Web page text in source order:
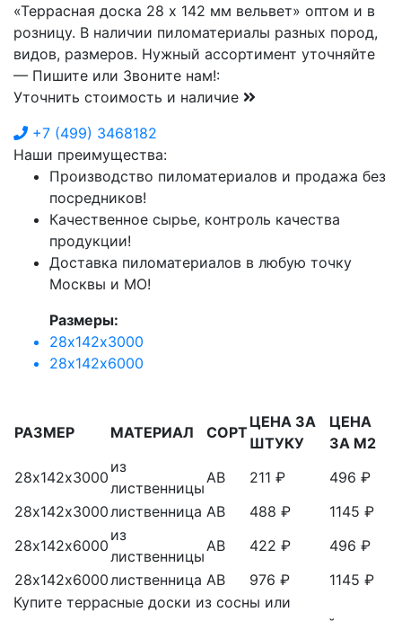
«Террасная доска 28 х 142 мм вельвет» оптом и в
розницу. В наличии пиломатериалы разных пород,
видов, размеров. Нужный ассортимент уточняйте
— Пишите или Звоните нам!:
Уточнить стоимость и наличие
+7 (499) 3468182
Наши преимущества:
Производство пиломатериалов и продажа без
посредников!
Качественное сырье, контроль качества
продукции!
Доставка пиломатериалов в любую точку
Москвы и МО!
Размеры:
28х142х3000
28х142х6000
РАЗМЕР МАТЕРИАЛ СОРТ
ЦЕНА ЗА
ШТУКУ
ЦЕНА
ЗА М2
28х142х3000
из
лиственницы
АВ 211 ₽
496 ₽
28х142х3000лиственница АВ 488 ₽
1145 ₽
28х142х6000
из
лиственницы
АВ 422 ₽
496 ₽
28х142х6000лиственница АВ 976 ₽
1145 ₽
Купите террасные доски из сосны или